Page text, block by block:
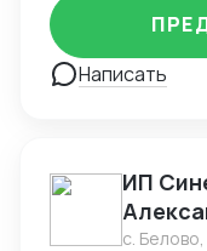
Написать
ИП
с.